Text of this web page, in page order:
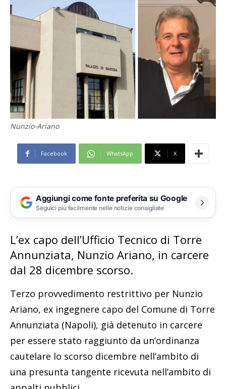
Nunzio-Ariano
Facebook WhatsApp X
Aggiungi come fonte preferita su Google
Seguici più facilmente nelle notizie consigliate
L’ex capo dell’Ufficio Tecnico di Torre
Annunziata, Nunzio Ariano, in carcere
dal 28 dicembre scorso.
Terzo provvedimento restrittivo per Nunzio
Ariano, ex ingegnere capo del Comune di Torre
Annunziata (Napoli), già detenuto in carcere
per essere stato raggiunto da un’ordinanza
cautelare lo scorso dicembre nell’ambito di
una presunta tangente ricevuta nell’ambito di